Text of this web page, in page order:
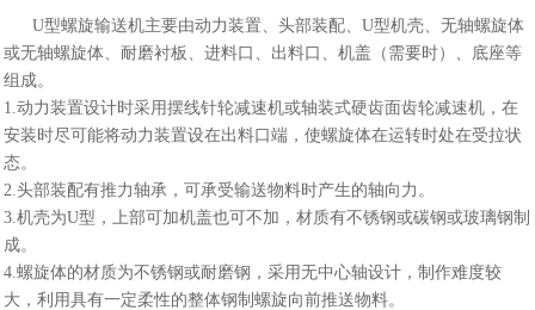
U型螺旋输送机主要由动力装置、头部装配、U型机壳、无轴螺旋体
或无轴螺旋体、耐磨衬板、进料口、出料口、机盖（需要时）、底座等
组成。
1.动力装置设计时采用摆线针轮减速机或轴装式硬齿面齿轮减速机，在
安装时尽可能将动力装置设在出料口端，使螺旋体在运转时处在受拉状
态。
2.头部装配有推力轴承，可承受输送物料时产生的轴向力。
3.机壳为U型，上部可加机盖也可不加，材质有不锈钢或碳钢或玻璃钢制
成。
4.螺旋体的材质为不锈钢或耐磨钢，采用无中心轴设计，制作难度较
大，利用具有一定柔性的整体钢制螺旋向前推送物料。